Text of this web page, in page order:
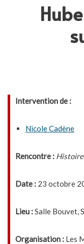
Intervention de :
Nicole Cadène
Rencontre : Histoire
Date : 23 octobre
Lieu :Salle Bouvet,
Organisation : Les